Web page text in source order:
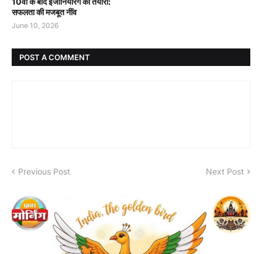
सफलता की मजबूत नींव
June 10, 2026
POST A COMMENT
Previous Post Next Post